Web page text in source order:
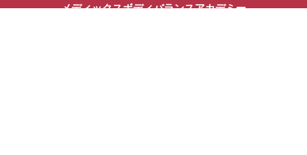
メディックスボディバランスアカデミー